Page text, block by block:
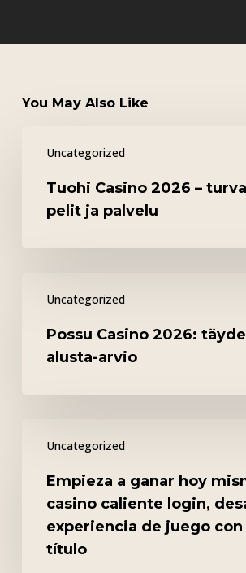
You May Also Like
Uncategorized
Casino
turvallisuus,
Tuohi Casino 2026 –
pelit ja palvelu
Uncategorized
Casino
Possu Casino 2026:
alusta-arvio
Uncategorized
casino
Empieza a ganar hoy
casino caliente login,
experiencia de juego con
título